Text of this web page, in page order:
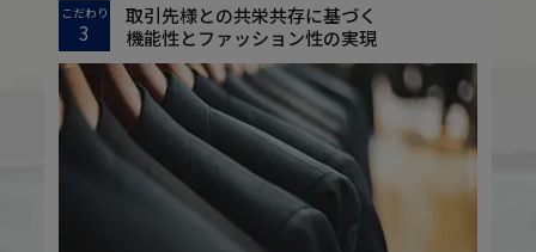
こだわり
3
取引先様との共栄共存に基づく
機能性とファッション性の実現